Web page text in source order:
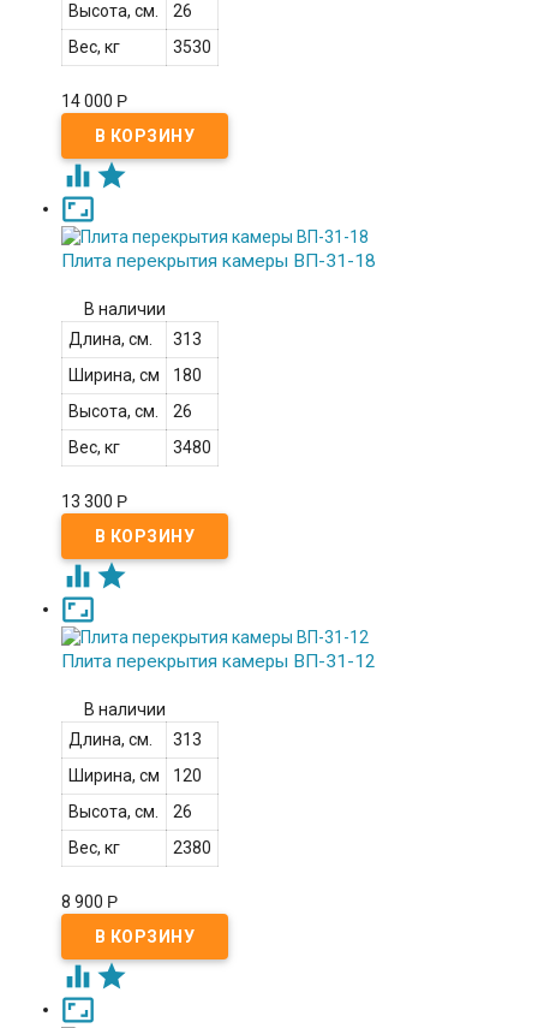
Высота, см.
26
Вес, кг
3530
14 000 Р
 

Плита перекрытия камеры ВП-31-18
В наличии
Длина, см.
313
Ширина, см
180
Высота, см.
26
Вес, кг
3480
13 300 Р
 

Плита перекрытия камеры ВП-31-12
В наличии
Длина, см.
313
Ширина, см
120
Высота, см.
26
Вес, кг
2380
8 900 Р
 
